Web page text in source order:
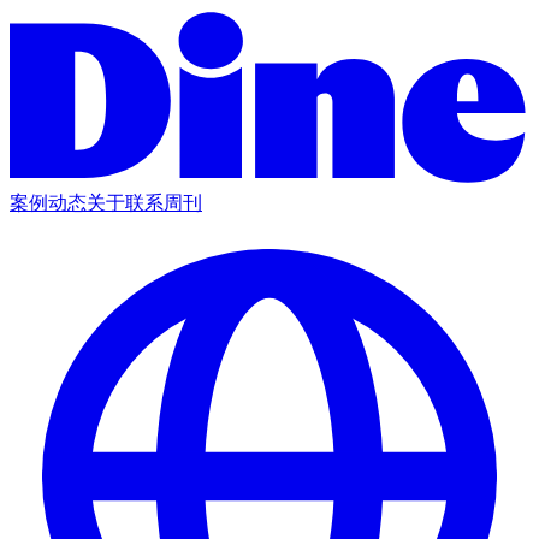
案例动态关于联系周刊